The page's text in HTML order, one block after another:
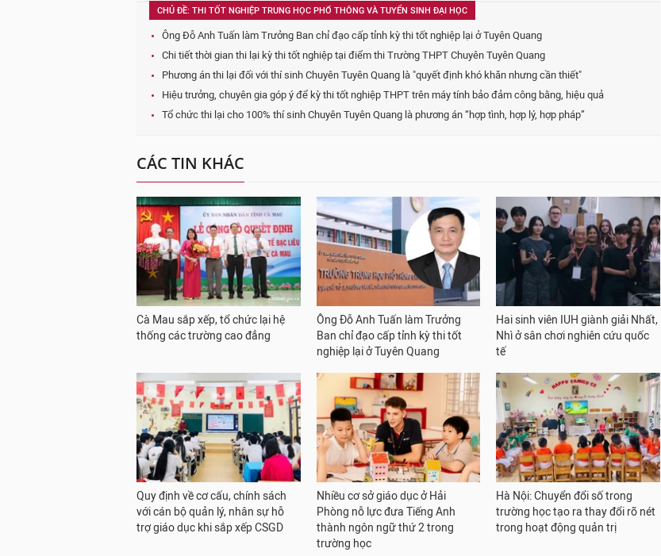
CHỦ ĐỀ: THI TỐT NGHIỆP TRUNG HỌC PHỔ THÔNG VÀ TUYỂN SINH ĐẠI HỌC
Ông Đỗ Anh Tuấn làm Trưởng Ban chỉ đạo cấp tỉnh kỳ thi tốt nghiệp lại ở Tuyên Quang
Chi tiết thời gian thi lại kỳ thi tốt nghiệp tại điểm thi Trường THPT Chuyên Tuyên Quang
Phương án thi lại đối với thí sinh Chuyên Tuyên Quang là "quyết định khó khăn nhưng cần thiết"
Hiệu trưởng, chuyên gia góp ý để kỳ thi tốt nghiệp THPT trên máy tính bảo đảm công bằng, hiệu quả
Tổ chức thi lại cho 100% thí sinh Chuyên Tuyên Quang là phương án “hợp tình, hợp lý, hợp pháp”
CÁC TIN KHÁC
Cà Mau sắp xếp, tổ chức lại hệ
thống các trường cao đẳng
Ông Đỗ Anh Tuấn làm Trưởng
Ban chỉ đạo cấp tỉnh kỳ thi tốt
nghiệp lại ở Tuyên Quang
Hai sinh viên IUH giành giải Nhất,
Nhì ở sân chơi nghiên cứu quốc
tế
Quy định về cơ cấu, chính sách
với cán bộ quản lý, nhân sự hỗ
trợ giáo dục khi sắp xếp CSGD
Nhiều cơ sở giáo dục ở Hải
Phòng nỗ lực đưa Tiếng Anh
thành ngôn ngữ thứ 2 trong
trường học
Hà Nội: Chuyển đổi số trong
trường học tạo ra thay đổi rõ nét
trong hoạt động quản trị